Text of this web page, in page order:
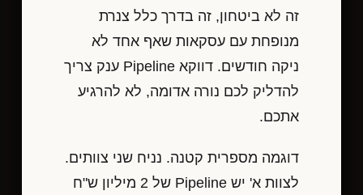
זה לא ביטחון, זה בדרך כלל צנרת
מנופחת עם עסקאות שאף אחד לא
ניקה חודשים. דווקא Pipeline ענק צריך
להדליק לכם נורה אדומה, לא להרגיע
אתכם.
דוגמה מספרית קטנה. נניח שני צוותים.
לצוות א' יש Pipeline של 2 מיליון ש"ח